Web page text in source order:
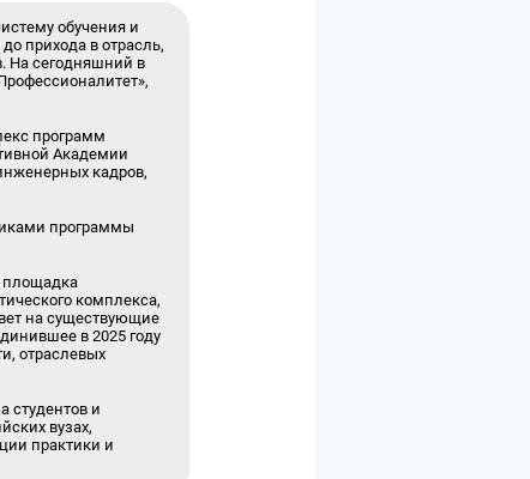
обучения и
прихода в отрасль,
На сегодняшний в
программ
Академии
кадров,
программы
площадка
комплекса,
на существующие
в 2025 году
отраслевых
студентов и
вузах,
практики и